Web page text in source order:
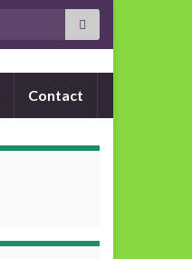
Contact